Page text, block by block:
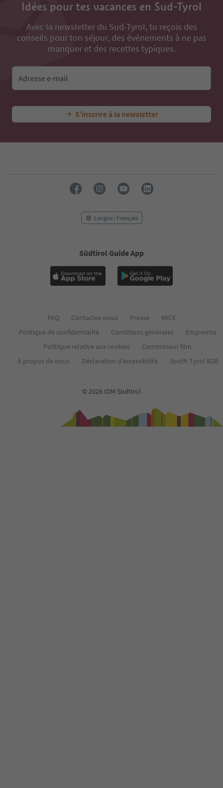
Idées pour tes vacances en Sud-Tyrol
Avec la newsletter du Sud-Tyrol, tu reçois des
conseils pour ton séjour, des événements à ne pas
manquer et des recettes typiques.
Adresse e-mail
S’inscrire à la newsletter
Langue : Français
Südtirol Guide App
FAQ Contactez-nous Presse
MICE
Politique de confidentialité
Conditions générales
Empreinte
Politique relative aux cookies
Commission film
À propos de nous
Déclaration d’accessibilité South Tyrol B2B
© 2026 IDM Südtirol